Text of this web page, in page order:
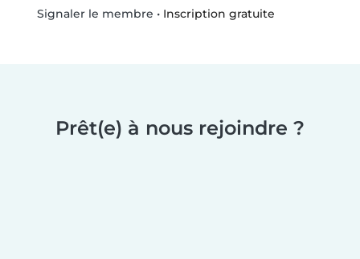
Signaler le membre • Inscription gratuite
Prêt(e) à nous rejoindre ?